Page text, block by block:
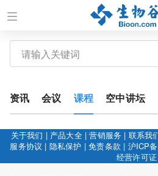
资讯 会议 课程 空中讲坛
关于我们 | 产品大全|营销服务 | 联系我
服务协议 | 隐私保护 |免责条款 | 沪ICP
经营许可证